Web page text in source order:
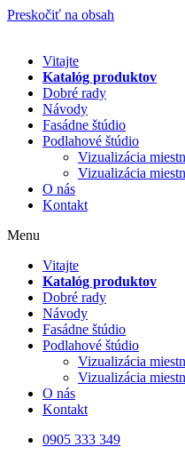
Preskočiť na obsah
Vitajte
Katalóg produktov
Dobré rady
Návody
Fasádne štúdio
Podlahové štúdio
Vizualizácia
Vizualizácia
O nás
Kontakt
Menu
Vitajte
Katalóg produktov
Dobré rady
Návody
Fasádne štúdio
Podlahové štúdio
Vizualizácia
Vizualizácia
O nás
Kontakt
0905 333 349